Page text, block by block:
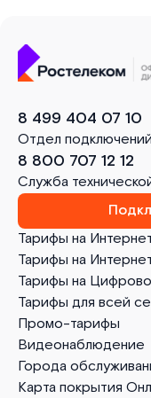
Тарифы на
Тарифы на
Тарифы на
Тарифы для всей
Промо-тарифы
Видеонаблюдение
Города
Карта покрытия
8 499 404 07 10
Отдел подключений
8 800 707 12 12
Служба